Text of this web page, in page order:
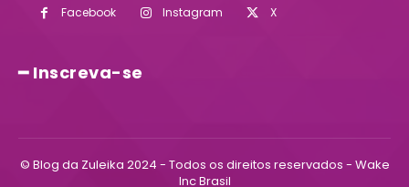
Facebook Instagram X
━ Inscreva-se
© Blog da Zuleika 2024 - Todos os direitos reservados - Wake
Inc Brasil